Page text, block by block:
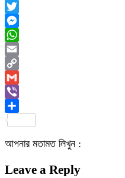
Facebook
Twitter
Messenger
WhatsApp
Email
Copy
Link
Gmail
Viber
আপনার মতামত লিখুন :
Leave a Reply